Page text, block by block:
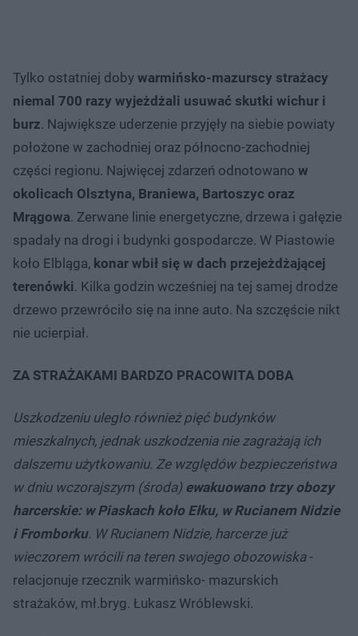
Tylko ostatniej doby warmińsko-mazurscy strażacy
niemal 700 razy wyjeżdżali usuwać skutki wichur i
burz. Największe uderzenie przyjęły na siebie powiaty
położone w zachodniej oraz północno-zachodniej
części regionu. Najwięcej zdarzeń odnotowano w
okolicach Olsztyna, Braniewa, Bartoszyc oraz
Mrągowa. Zerwane linie energetyczne, drzewa i gałęzie
spadały na drogi i budynki gospodarcze. W Piastowie
koło Elbląga, konar wbił się w dach przejeżdżającej
terenówki. Kilka godzin wcześniej na tej samej drodze
drzewo przewróciło się na inne auto. Na szczęście nikt
nie ucierpiał.
ZA STRAŻAKAMI BARDZO PRACOWITA DOBA
Uszkodzeniu uległo również pięć budynków
mieszkalnych, jednak uszkodzenia nie zagrażają ich
dalszemu użytkowaniu. Ze względów bezpieczeństwa
w dniu wczorajszym (środa) ewakuowano trzy obozy
harcerskie: w Piaskach koło Ełku, w Rucianem Nidzie
i Fromborku. W Rucianem Nidzie, harcerze już
wieczorem wrócili na teren swojego obozowiska-
relacjonuje rzecznik warmińsko- mazurskich
strażaków, mł.bryg. Łukasz Wróblewski.